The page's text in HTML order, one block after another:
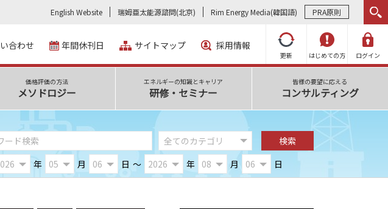
English Website 瑞姆亜太能源諮問(北京) Rim Energy Media(韓国語) PRA原則
更新 はじめての方 ログイン
合わせ 年間休刊日 サイトマップ 採用情報
価格評価の方法
メソドロジー
エネルギーの知識とキャリア
研修・セミナー
皆様の要望に応える
コンサルティング
年 月 日 ～ 年 月 日